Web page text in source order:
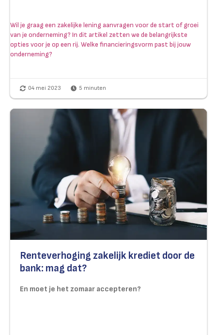
Wil je graag een zakelijke lening aanvragen voor de start of groei
van je onderneming? In dit artikel zetten we de belangrijkste
opties voor je op een rij. Welke financieringsvorm past bij jouw
onderneming?
04 mei 2023 5 minuten
Renteverhoging zakelijk krediet door de
bank: mag dat?
En moet je het zomaar accepteren?